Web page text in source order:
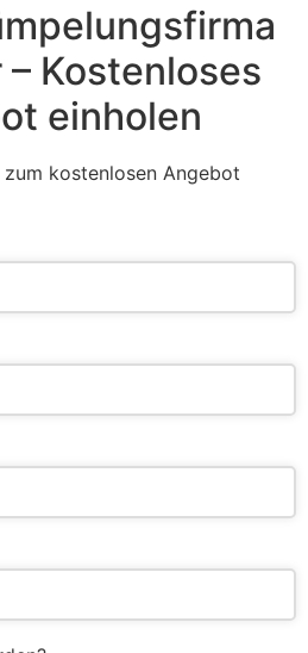
Kostenloses
einholen
kostenlosen Angebot